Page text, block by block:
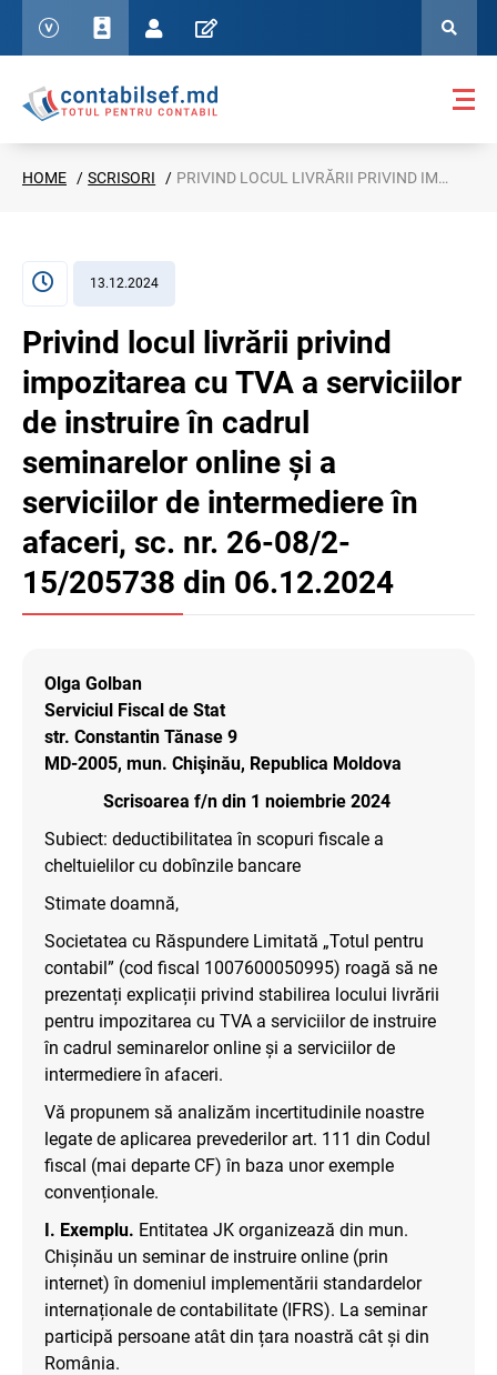
HOME SCRISORI PRIVIND LOCUL LIVRĂRII PRIVIND IMPOZITAREA CU TVA A SERVICIILOR DE INSTRUIRE ÎN CADRUL SEMINARELOR ONLINE ȘI A SERVICIILOR DE INTERMEDIERE ÎN AFACERI, SC. NR. 26-08/2-15/205738 DIN 06.12.2024
13.12.2024
Privind locul livrării privind
impozitarea cu TVA a serviciilor
de instruire în cadrul
seminarelor online și a
serviciilor de intermediere în
afaceri, sc. nr. 26-08/2-
15/205738 din 06.12.2024
Olga Golban
Serviciul Fiscal de Stat
str. Constantin Tănase 9
MD-2005, mun. Chişinău, Republica Moldova
Scrisoarea f/n din 1 noiembrie 2024
Subiect: deductibilitatea în scopuri fiscale a
cheltuielilor cu dobînzile bancare
Stimate doamnă,
Societatea cu Răspundere Limitată „Totul pentru
contabil” (cod fiscal 1007600050995) roagă să ne
prezentați explicații privind stabilirea locului livrării
pentru impozitarea cu TVA a serviciilor de instruire
în cadrul seminarelor online și a serviciilor de
intermediere în afaceri.
Vă propunem să analizăm incertitudinile noastre
legate de aplicarea prevederilor art. 111 din Codul
fiscal (mai departe CF) în baza unor exemple
convenționale.
I. Exemplu. Entitatea JK organizează din mun.
Chișinău un seminar de instruire online (prin
internet) în domeniul implementării standardelor
internaționale de contabilitate (IFRS). La seminar
participă persoane atât din țara noastră cât și din
România.